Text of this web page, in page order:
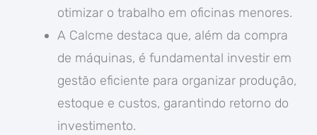
otimizar o trabalho em oficinas menores.
A Calcme destaca que, além da compra
de máquinas, é fundamental investir em
gestão eficiente para organizar produção,
estoque e custos, garantindo retorno do
investimento.